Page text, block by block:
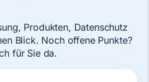
Produkten, Datenschutz
Blick. Noch offene Punkte?
für Sie da.